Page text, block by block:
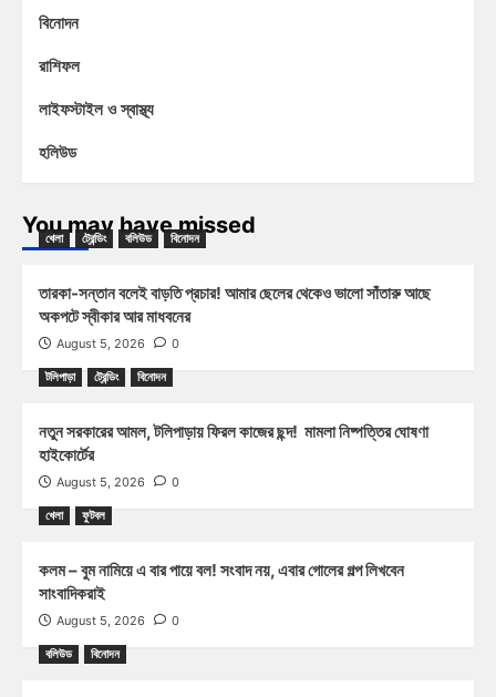
বিনোদন
রাশিফল
লাইফস্টাইল ও স্বাস্থ্য
হলিউড
You may have missed
খেলা ট্রেন্ডিং বলিউড বিনোদন
তারকা-সন্তান বলেই বাড়তি প্রচার! আমার ছেলের থেকেও ভালো সাঁতারু আছে
অকপটে স্বীকার আর মাধবনের
August 5, 2026 0
টলিপাড়া ট্রেন্ডিং বিনোদন
নতুন সরকারের আমল, টলিপাড়ায় ফিরল কাজের ছন্দ! মামলা নিষ্পত্তির ঘোষণা
হাইকোর্টের
August 5, 2026 0
খেলা ফুটবল
কলম – বুম নামিয়ে এ বার পায়ে বল! সংবাদ নয়, এবার গোলের গল্প লিখবেন
সাংবাদিকরাই
August 5, 2026 0
বলিউড বিনোদন